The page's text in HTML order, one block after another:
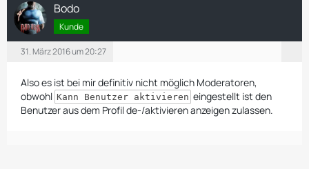
Bodo
Kunde
31. März 2016 um 20:27
Also es ist bei mir definitiv nicht möglich Moderatoren,
obwohl Kann Benutzer aktivieren eingestellt ist den
Benutzer aus dem Profil de-/aktivieren anzeigen zulassen.